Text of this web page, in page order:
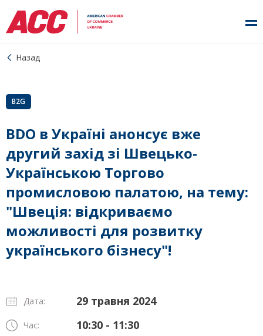
Назад
B2G
BDO в Україні анонсує вже
другий захід зі Швецько-
Українською Торгово
промисловою палатою, на тему:
"Швеція: відкриваємо
можливості для розвитку
українського бізнесу"!
Дата: 29 травня 2024
Час: 10:30 - 11:30